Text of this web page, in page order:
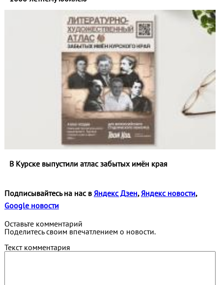
В Курске выпустили атлас забытых имён края
Подписывайтесь на нас в Яндекс Дзен, Яндекс новости,
Google новости
Оставьте комментарий
Поделитесь своим впечатлением о новости.
Текст комментария